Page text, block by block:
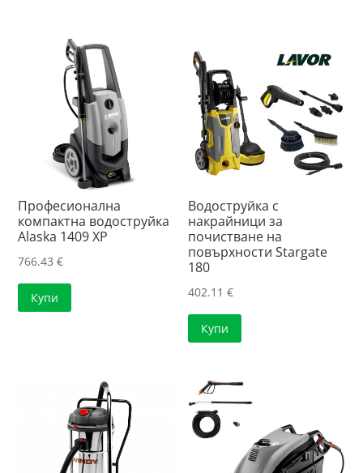
Професионална
компактна водоструйка
Alaska 1409 XP
766.43€
Купи
Водоструйка с
накрайници за
почистване на
повърхности Stargate
180
402.11€
Купи